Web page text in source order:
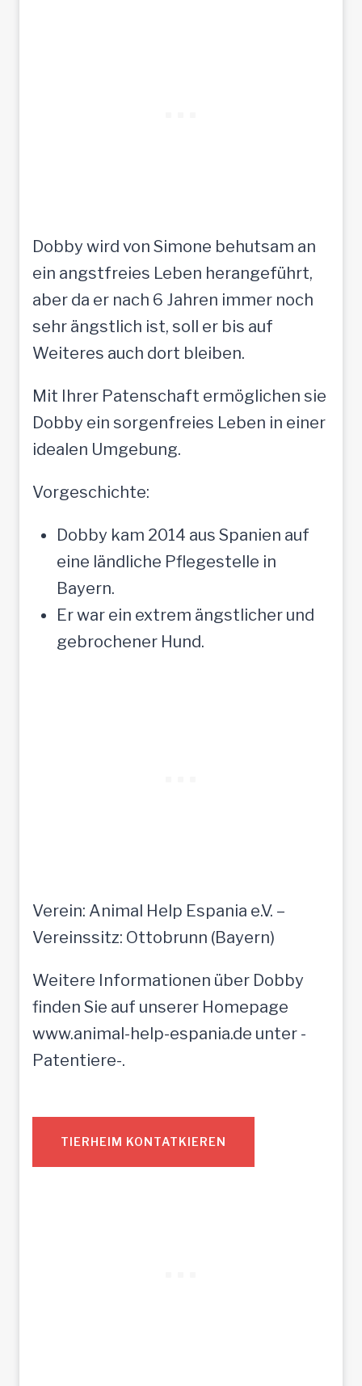
Dobby wird von Simone behutsam an
ein angstfreies Leben herangeführt,
aber da er nach 6 Jahren immer noch
sehr ängstlich ist, soll er bis auf
Weiteres auch dort bleiben.
Mit Ihrer Patenschaft ermöglichen sie
Dobby ein sorgenfreies Leben in einer
idealen Umgebung.
Vorgeschichte:
Dobby kam 2014 aus Spanien auf
eine ländliche Pflegestelle in
Bayern.
Er war ein extrem ängstlicher und
gebrochener Hund.
Verein: Animal Help Espania e.V. –
Vereinssitz: Ottobrunn (Bayern)
Weitere Informationen über Dobby
finden Sie auf unserer Homepage
www.animal-help-espania.de unter -
Patentiere-.
TIERHEIM KONTATKIEREN